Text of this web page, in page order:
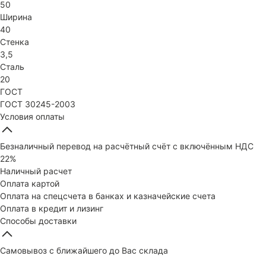
50
Ширина
40
Стенка
3,5
Сталь
20
ГОСТ
ГОСТ 30245-2003
Условия оплаты
Безналичный перевод на расчётный счёт с включённым НДС
22%
Наличный расчет
Оплата картой
Оплата на спецсчета в банках и казначейские счета
Оплата в кредит и лизинг
Способы доставки
Самовывоз с ближайшего до Вас склада